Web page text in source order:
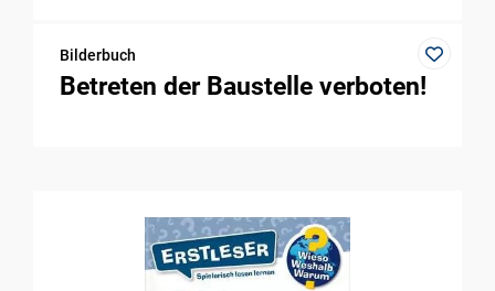
Bilderbuch
Betreten der Baustelle verboten!